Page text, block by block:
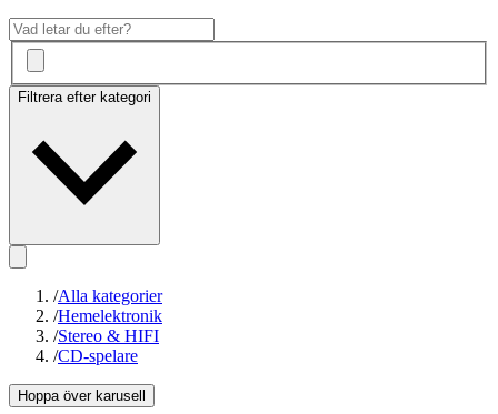
Filtrera efter kategori
/Alla kategorier
/Hemelektronik
/Stereo & HIFI
/CD-spelare
Hoppa över karusell